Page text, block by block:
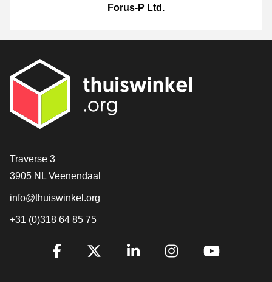
Forus-P Ltd.
Contact
Traverse 3
3905 NL Veenendaal
info@thuiswinkel.org
+31 (0)318 64 85 75
Volg je ons al?